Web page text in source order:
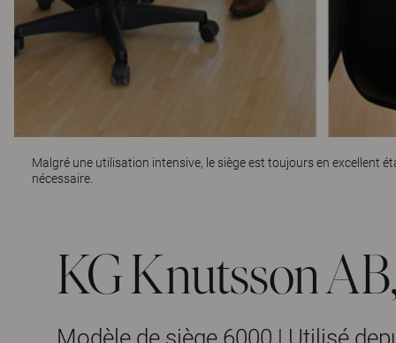
Malgré une utilisation intensive, le siège est toujours en excellent
nécessaire.
KG Knutsson
Modèle de siège 6000 | Utilisé